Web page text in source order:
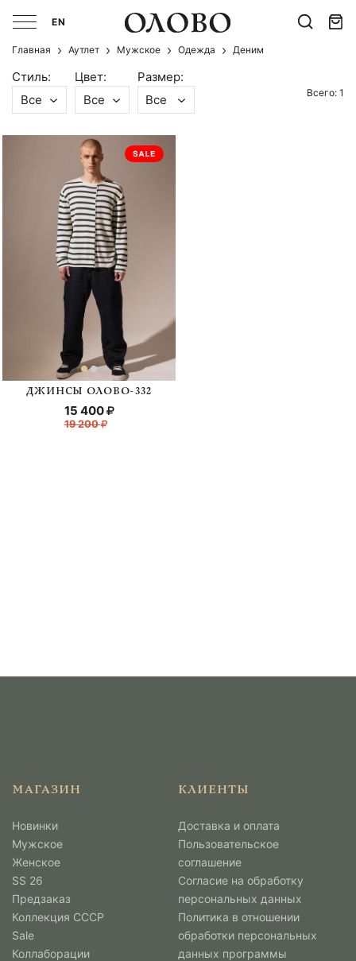
EN
Главная Аутлет Мужcкое Одежда Деним
Стиль:
Все
Цвет:
Все
Размер:
Все
Всего: 1
ДЖИНСЫ ОЛОВО-332
19 200
15 400
МАГАЗИН
Новинки
Мужcкое
Женское
SS 26
Предзаказ
Коллекция СССР
Sale
Коллаборации
КЛИЕНТЫ
Доставка и оплата
Пользовательское
соглашение
Согласие на обработку
персональных данных
Политика в отношении
обработки персональных
данных программы